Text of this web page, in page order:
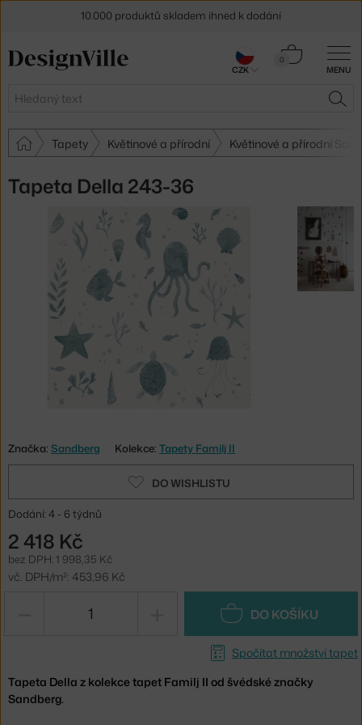
MENU
Hledat
0
Košík
Tapety Květinové a přírodní Květinové a přírodní
Tapeta Della 243-36
Značka: Sandberg Kolekce: Tapety Familj II
DO WISHLISTU
Dodání: 4 - 6 týdnů
2 418 Kč
bez DPH: 1 998,35 Kč
vč. DPH/m²: 453,96 Kč
DO KOŠÍKU
Spočítat množství tapet
Tapeta Della z kolekce tapet Familj II od švédské značky
Sandberg.
10.000 produktů skladem ihned k dodání
Sleva 5 % pro odběratele
CZK